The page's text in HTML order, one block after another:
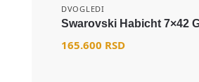
DVOGLEDI
Swarovski Habicht 7×42
165.600 RSD